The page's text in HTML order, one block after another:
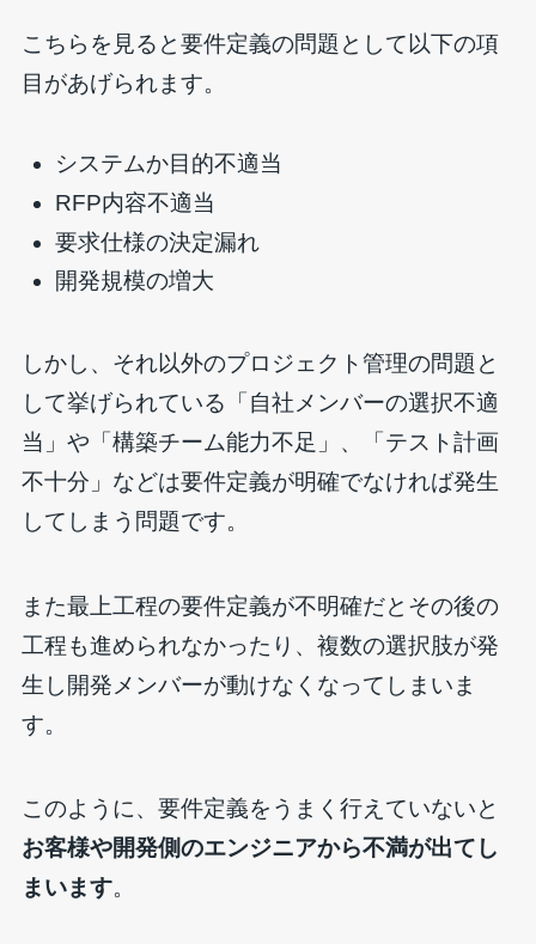
こちらを見ると要件定義の問題として以下の項
目があげられます。
システムか目的不適当
RFP内容不適当
要求仕様の決定漏れ
開発規模の増大
しかし、それ以外のプロジェクト管理の問題と
して挙げられている「自社メンバーの選択不適
当」や「構築チーム能力不足」、「テスト計画
不十分」などは要件定義が明確でなければ発生
してしまう問題です。
また最上工程の要件定義が不明確だとその後の
工程も進められなかったり、複数の選択肢が発
生し開発メンバーが動けなくなってしまいま
す。
このように、要件定義をうまく行えていないと
お客様や開発側のエンジニアから不満が出てし
まいます。